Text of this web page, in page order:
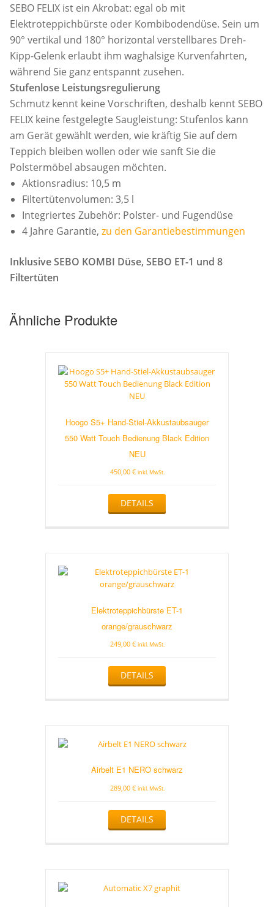
SEBO FELIX ist ein Akrobat: egal ob mit
Elektroteppichbürste oder Kombibodendüse. Sein um
90° vertikal und 180° horizontal verstellbares Dreh-
Kipp-Gelenk erlaubt ihm waghalsige Kurvenfahrten,
während Sie ganz entspannt zusehen.
Stufenlose Leistungsregulierung
Schmutz kennt keine Vorschriften, deshalb kennt SEBO
FELIX keine festgelegte Saugleistung: Stufenlos kann
am Gerät gewählt werden, wie kräftig Sie auf dem
Teppich bleiben wollen oder wie sanft Sie die
Polstermöbel absaugen möchten.
Aktionsradius: 10,5 m
Filtertütenvolumen: 3,5 l
Integriertes Zubehör: Polster- und Fugendüse
4 Jahre Garantie, zu den Garantiebestimmungen
Inklusive SEBO KOMBI Düse, SEBO ET-1 und 8
Filtertüten
Ähnliche Produkte
Hoogo S5+ Hand-Stiel-Akkustaubsauger
550 Watt Touch Bedienung Black Edition
NEU
450,00 € inkl. MwSt.
DETAILS
Elektroteppichbürste ET-1
orange/grauschwarz
249,00 € inkl. MwSt.
DETAILS
Airbelt E1 NERO schwarz
289,00 € inkl. MwSt.
DETAILS